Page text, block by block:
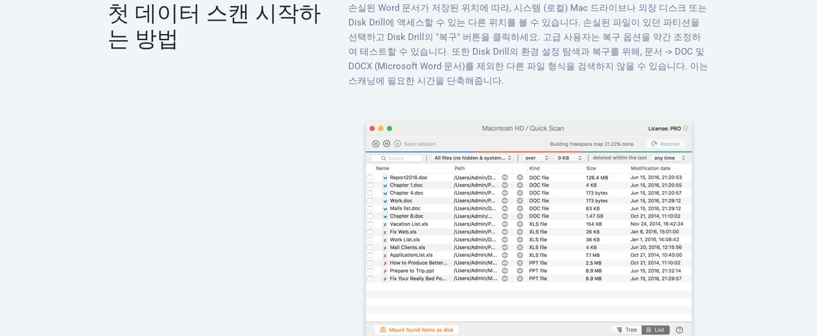
첫 데이터 스캔 시작하
는 방법
손실된 Word 문서가 저장된 위치에 따라, 시스템 (로컬) Mac 드라이브나 외장 디스크 또는
Disk Drill에 액세스할 수 있는 다른 위치를 볼 수 있습니다. 손실된 파일이 있던 파티션을
선택하고 Disk Drill의 "복구" 버튼을 클릭하세요. 고급 사용자는 복구 옵션을 약간 조정하
여 테스트할 수 있습니다. 또한 Disk Drill의 환경 설정 탐색과 복구를 위해, 문서 -> DOC 및
DOCX (Microsoft Word 문서)를 제외한 다른 파일 형식을 검색하지 않을 수 있습니다. 이는
스캐닝에 필요한 시간을 단축해줍니다.